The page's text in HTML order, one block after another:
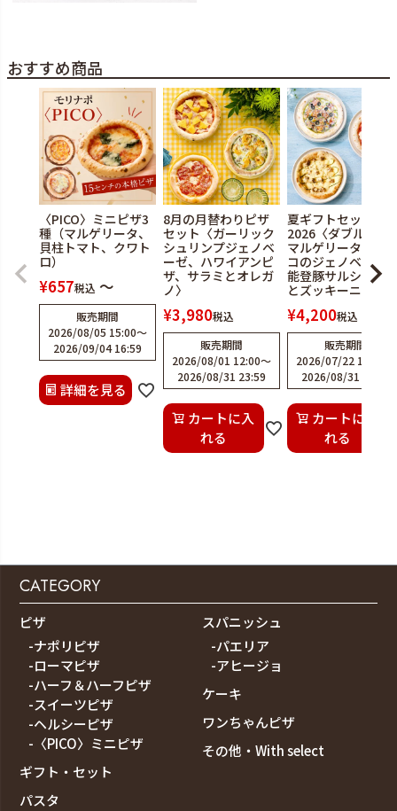
おすすめ商品
〈PICO〉ミニピザ3
種（マルゲリータ、
貝柱トマト、クワト
ロ）
¥657税込 〜
販売期間
2026/08/05 15:00〜
2026/09/04 16:59
詳細を見る
8月の月替わりピザ
セット〈ガーリック
シュリンプジェノベ
ーゼ、ハワイアンピ
ザ、サラミとオレガ
ノ〉
¥3,980税込
販売期間
2026/08/01 12:00〜
2026/08/31 23:59
カートに入
れる
夏ギフトセット
2026〈ダブルチー
マルゲリータ、水
コのジェノベーゼ
能登豚サルシッチ
とズッキーニ〉
¥4,200税込
販売期間
2026/07/22 12:00
2026/08/31 23:59
カートに入
れる
CATEGORY
ピザ
-ナポリピザ
-ローマピザ
-ハーフ＆ハーフピザ
-スイーツピザ
-ヘルシーピザ
-〈PICO〉ミニピザ
ギフト・セット
パスタ
スパニッシュ
-パエリア
-アヒージョ
ケーキ
ワンちゃんピザ
その他・With select